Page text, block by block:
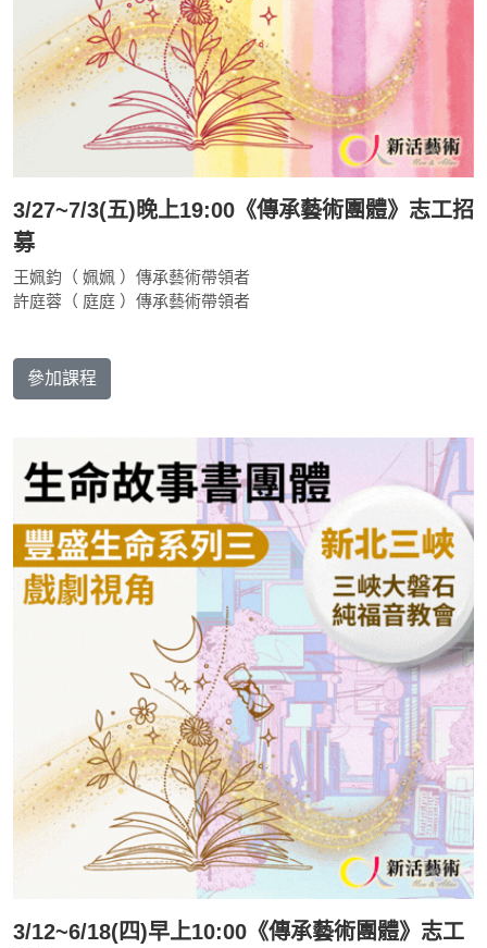
3/27~7/3(五)晚上19:00《傳承藝術團體》志工招
募
王姵鈞（ 姵姵 ）傳承藝術帶領者
許庭蓉（ 庭庭 ）傳承藝術帶領者
參加課程
3/12~6/18(四)早上10:00《傳承藝術團體》志工